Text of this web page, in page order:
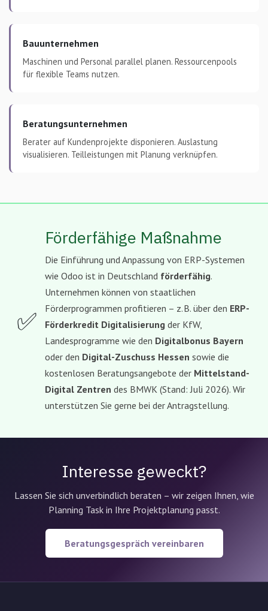
Bauunternehmen
Maschinen und Personal parallel planen. Ressourcenpools
für flexible Teams nutzen.
Beratungsunternehmen
Berater auf Kundenprojekte disponieren. Auslastung
visualisieren. Teilleistungen mit Planung verknüpfen.
✅
Förderfähige Maßnahme
Die Einführung und Anpassung von ERP-Systemen
wie Odoo ist in Deutschland förderfähig.
Unternehmen können von staatlichen
Förderprogrammen profitieren – z. B. über den ERP-
Förderkredit Digitalisierung der KfW,
Landesprogramme wie den Digitalbonus Bayern
oder den Digital-Zuschuss Hessen sowie die
kostenlosen Beratungsangebote der Mittelstand-
Digital Zentren des BMWK (Stand: Juli 2026). Wir
unterstützen Sie gerne bei der Antragstellung.
Interesse geweckt?
Lassen Sie sich unverbindlich beraten – wir zeigen Ihnen, wie
Planning Task in Ihre Projektplanung passt.
Beratungsgespräch vereinbaren